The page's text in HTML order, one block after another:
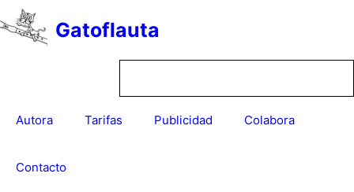
Saltar
al
contenido
Gatoflauta
Autora Tarifas Publicidad Colabora
Contacto